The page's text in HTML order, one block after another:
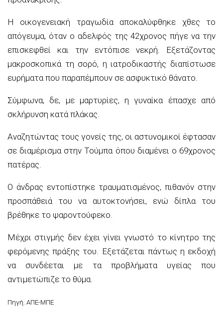
Η οικογενειακή τραγωδία αποκαλύφθηκε χθες το
απόγευμα, όταν ο αδελφός της 42χρονος πήγε να την
επισκεφθεί και την εντόπισε νεκρή. Εξετάζοντας
μακροσκοπικά τη σορό, η ιατροδικαστής διαπίστωσε
ευρήματα που παραπέμπουν σε ασφυκτικό θάνατο.
Σύμφωνα, δε, με μαρτυρίες, η γυναίκα έπασχε από
σκλήρυνση κατά πλάκας.
Αναζητώντας τους γονείς της, οι αστυνομικοί έφτασαν
σε διαμέρισμα στην Τούμπα όπου διαμένει ο 69χρονος
πατέρας.
Ο άνδρας εντοπίστηκε τραυματισμένος, πιθανόν στην
προσπάθειά του να αυτοκτονήσει, ενώ δίπλα του
βρέθηκε το ψαροντούφεκο.
Μέχρι στιγμής δεν έχει γίνει γνωστό το κίνητρο της
φερόμενης πράξης του. Εξετάζεται πάντως η εκδοχή
να συνδέεται με τα προβλήματα υγείας που
αντιμετώπιζε το θύμα.
Πηγή: ΑΠΕ-ΜΠΕ